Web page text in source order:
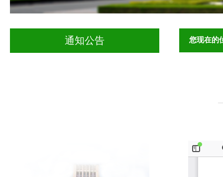
通知公告 您现在的